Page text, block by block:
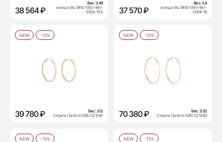
38 564 ₽
Вес:3.49
кольцо (Au 585) 1050-941-
000К-19,5
37 570 ₽
Вес:3.4
кольцо (Au 585) 1050-941-
000К-19
NEW -15%
39 780 ₽ Вес:3.12
Серьги (Золото 585) 021081
NEW -15%
70 380 ₽ Вес:5.52
Серьги (Золото 585) 021083
NEW -15% NEW -15%